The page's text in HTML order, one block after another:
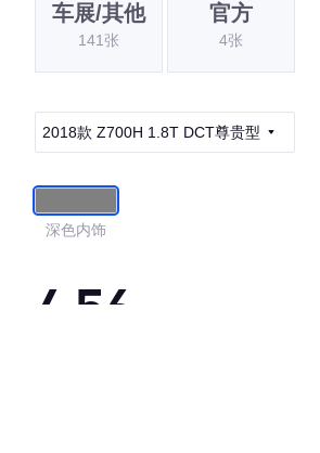
车展/其他
141张
官方
4张
2018款 Z700H 1.8T DCT尊贵型
深色内饰
4.56